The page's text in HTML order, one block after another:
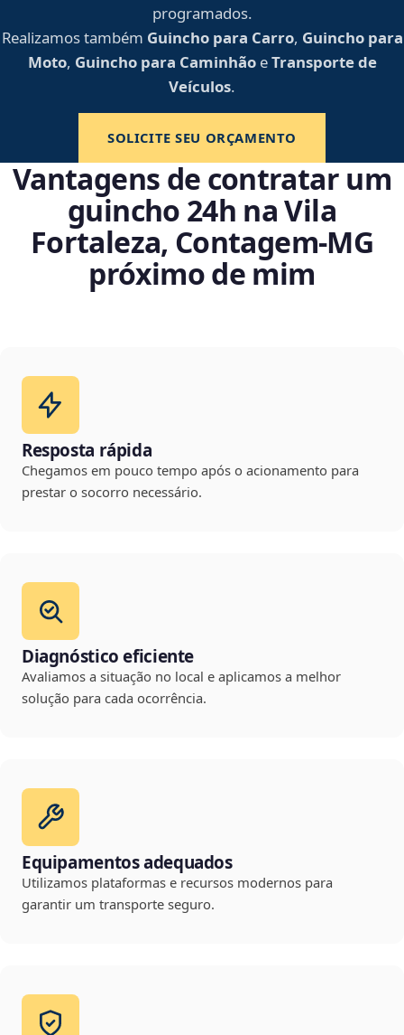
programados.
Realizamos também Guincho para Carro, Guincho para
Moto, Guincho para CaminhãoeTransporte de
Veículos.
SOLICITE SEU ORÇAMENTO
Vantagens de contratar um
guincho 24h na Vila
Fortaleza, Contagem‑MG
próximo de mim
Resposta rápida
Chegamos em pouco tempo após o acionamento para
prestar o socorro necessário.
Diagnóstico eficiente
Avaliamos a situação no local e aplicamos a melhor
solução para cada ocorrência.
Equipamentos adequados
Utilizamos plataformas e recursos modernos para
garantir um transporte seguro.